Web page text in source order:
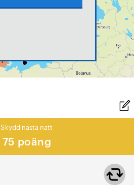
Skydd nästa natt
75 poäng